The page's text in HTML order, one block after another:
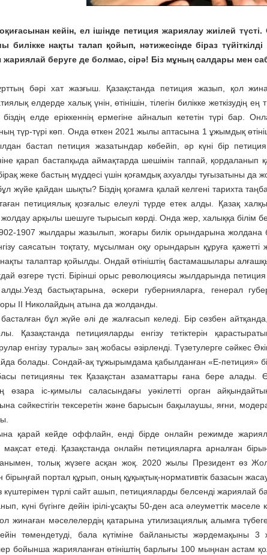
кейін, ел ішінде петиция жариялау жиілей
билікке нақты талап қойып, нәтижесінде біраз
жариялай беруге де болмас, сірә! Біз мұның салдары мен
бәрі хат жазғыш. Қазақстанда петиция жазып, қол
елдерде халық үнін, өтінішін, тілегін билікке
елде еріккеннің ермегіне айналып кететін түрі бар.
түр-түрі көп. Онда өткен 2021 жылы аптасына 1 ұжымдық
бастап петиция жазатындар көбейіп, әр күні бір петиция
қарап бастапқыда аймақтарда шешімін таппай,
жеке бастың мүддесі үшін қоғамдық ахуалды туғызатыны да
жүйе қайдан шықты? Біздің қоғамға қалай келгені тарихта
петициялық қозғалыс елеулі түрде етек алды. Қазақ
арқылы шешуге тырысып көрді. Онда жер, халыққа білім
1907 жылдары жазы­лып, жоғары билік орындарына жолдана
саясатын тоқтату, мұсылман оқу орындарын құруға
талаптар қойылды. Ондай өтініштің бастамашылары
өзгере түсті. Бірінші орыс революциясы жылдарында
бастықтарына, әскери губернияларға, генерал
II Николайдың атына да жолданды.
бұл жүйе әлі де жалғасып келеді. Бір сөзбен
Қазақстанда петицияларды енгізу тетіктерін
енгізу туралы» заң жобасы әзірленді. Түзетулерге сәйкес
болады. Сондай-ақ тұжырымдама қабылданған «Е-петиция»
петицияны тек Қазақстан азаматтары ғана бере алады.
өзара іс-қимылы саласындағы уәкілетті орган
сәйкестігін тексеретін және барысын бақылаушы, яғни,
қарай кейде офф­лайн, енді бірде онлайн режимде
мақсат етеді. Қазақстанда онлайн петицияларға арналған
толық жүзеге асқан жоқ. 2020 жылы Президент өз
бірыңғай портал құрып, оның құқықтық-нормативтік базасын
күштерімен түрлі сайт ашып, петицияларды белсенді жариялай
күні бүгінге дейін ірілі-ұсақты 50-ден аса әлеуметтік
жинаған мәселелердің қатарына утилизациялық алымға
төмендетуді, бала күтіміне байланысты жәрдемақыны 3
бойынша жарияланған өтініштің барлығы 100 мыңнан астам